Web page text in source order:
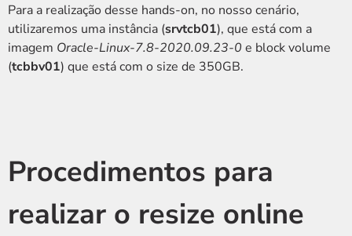
Para a realização desse hands-on, no nosso cenário,
utilizaremos uma instância (srvtcb01), que está com a
imagem Oracle-Linux-7.8-2020.09.23-0 e block volume
(tcbbv01) que está com o size de 350GB.
Procedimentos para
realizar o resize online